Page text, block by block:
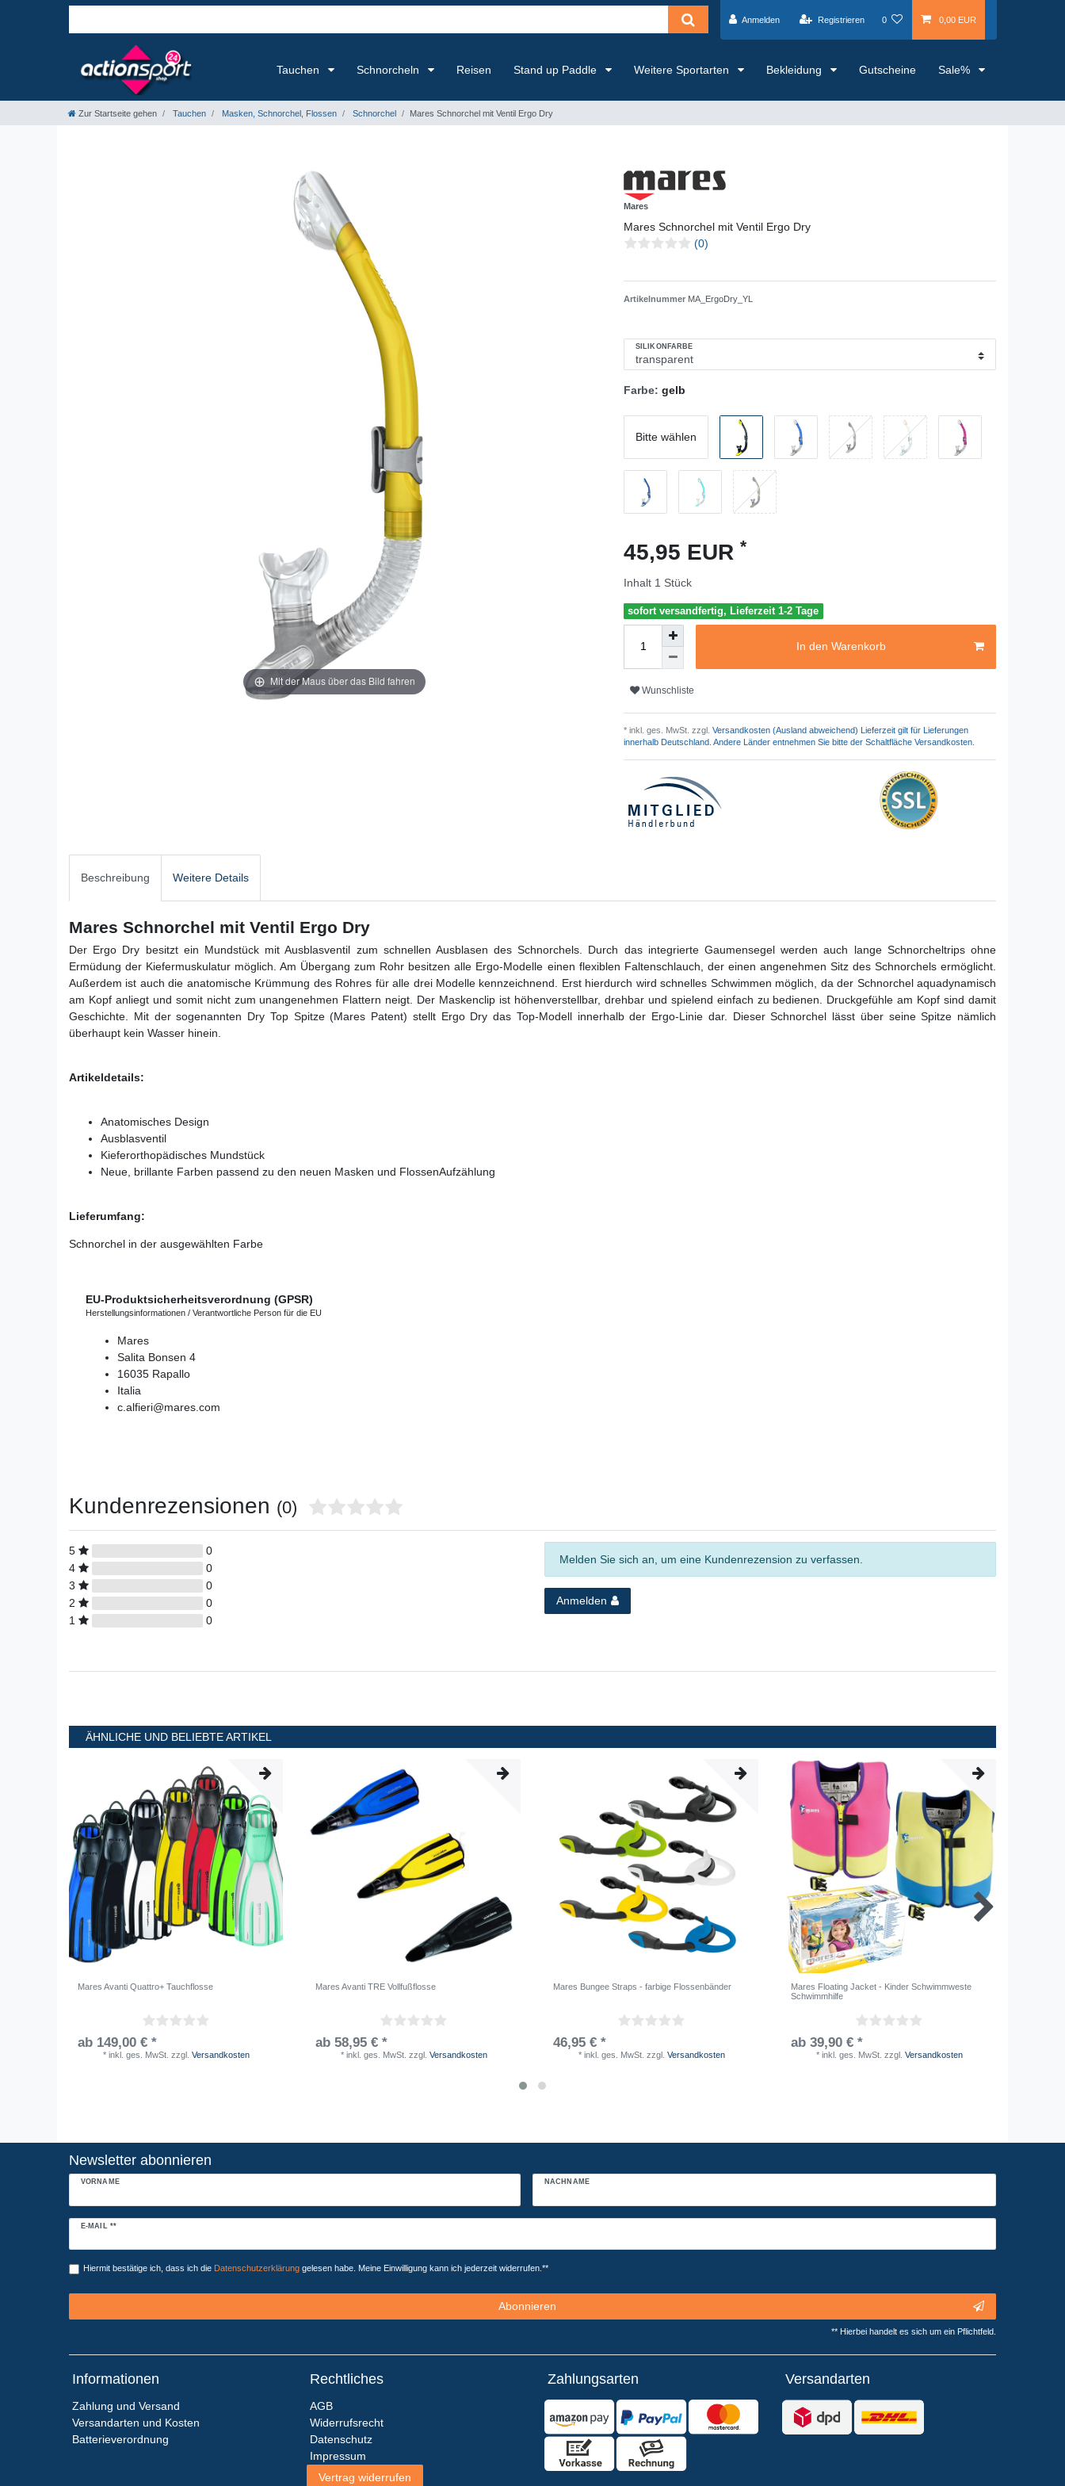
Anmelden Registrieren 0 0,00 EUR
Tauchen Schnorcheln Reisen Stand up Paddle Weitere Sportarten Bekleidung Gutscheine Sale%
Zur Startseite gehen Tauchen Masken, Schnorchel, Flossen Schnorchel Mares Schnorchel mit Ventil Ergo Dry
Mit der Maus über das Bild fahren
Mares
Mares Schnorchel mit Ventil Ergo Dry
(0)
Artikelnummer MA_ErgoDry_YL
SILIKONFARBE
Farbe: gelb
Bitte wählen
45,95 EUR *
Inhalt 1 Stück
sofort versandfertig, Lieferzeit 1-2 Tage
In den Warenkorb
Wunschliste
* inkl. ges. MwSt. zzgl. Versandkosten (Ausland abweichend) Lieferzeit gilt für Lieferungen
innerhalb Deutschland. Andere Länder entnehmen Sie bitte der Schaltfläche Versandkosten.
Beschreibung Weitere Details
Mares Schnorchel mit Ventil Ergo Dry
Der Ergo Dry besitzt ein Mundstück mit Ausblasventil zum schnellen Ausblasen des Schnorchels. Durch das integrierte Gaumensegel werden auch lange Schnorcheltrips ohne
Ermüdung der Kiefermuskulatur möglich. Am Übergang zum Rohr besitzen alle Ergo-Modelle einen flexiblen Faltenschlauch, der einen angenehmen Sitz des Schnorchels ermöglicht.
Außerdem ist auch die anatomische Krümmung des Rohres für alle drei Modelle kennzeichnend. Erst hierdurch wird schnelles Schwimmen möglich, da der Schnorchel aquadynamisch
am Kopf anliegt und somit nicht zum unangenehmen Flattern neigt. Der Maskenclip ist höhenverstellbar, drehbar und spielend einfach zu bedienen. Druckgefühle am Kopf sind damit
Geschichte. Mit der sogenannten Dry Top Spitze (Mares Patent) stellt Ergo Dry das Top-Modell innerhalb der Ergo-Linie dar. Dieser Schnorchel lässt über seine Spitze nämlich
überhaupt kein Wasser hinein.
Artikeldetails:
Anatomisches Design
Ausblasventil
Kieferorthopädisches Mundstück
Neue, brillante Farben passend zu den neuen Masken und FlossenAufzählung
Lieferumfang:
Schnorchel in der ausgewählten Farbe
EU-Produktsicherheitsverordnung (GPSR)
Herstellungsinformationen / Verantwortliche Person für die EU
Mares
Salita Bonsen 4
16035 Rapallo
Italia
c.alfieri@mares.com
Kundenrezensionen (0)
5
0
4
0
3
0
2
0
1
0
Melden Sie sich an, um eine Kundenrezension zu verfassen.
Anmelden
ÄHNLICHE UND BELIEBTE ARTIKEL
Mares Avanti Quattro+ Tauchflosse
ab 149,00 € *
* inkl. ges. MwSt. zzgl. Versandkosten
Mares Avanti TRE Vollfußflosse
ab 58,95 € *
* inkl. ges. MwSt. zzgl. Versandkosten
Mares Bungee Straps - farbige Flossenbänder
46,95 € *
* inkl. ges. MwSt. zzgl. Versandkosten
Mares Floating Jacket - Kinder Schwimmweste
Schwimmhilfe
ab 39,90 € *
* inkl. ges. MwSt. zzgl. Versandkosten
Newsletter abonnieren
VORNAME NACHNAME
E-MAIL **
Newsletter
Hiermit bestätige ich, dass ich die Daten­schutz­erklärunggelesen habe. Meine Einwilligung kann ich jederzeit widerrufen.**
Abonnieren
** Hierbei handelt es sich um ein Pflichtfeld.
Informationen
Zahlung und Versand
Versandarten und Kosten
Batterieverordnung
Rechtliches
AGB
Widerrufsrecht
Datenschutz
Impressum
Vertrag widerrufen
Zahlungsarten Versandarten